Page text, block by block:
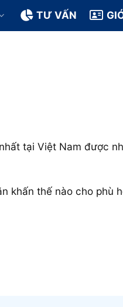
TƯ VẤN
tại Việt Nam được
khấn thế nào cho phù